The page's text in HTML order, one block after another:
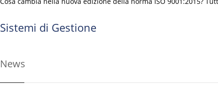
Sistemi di Gestione
News